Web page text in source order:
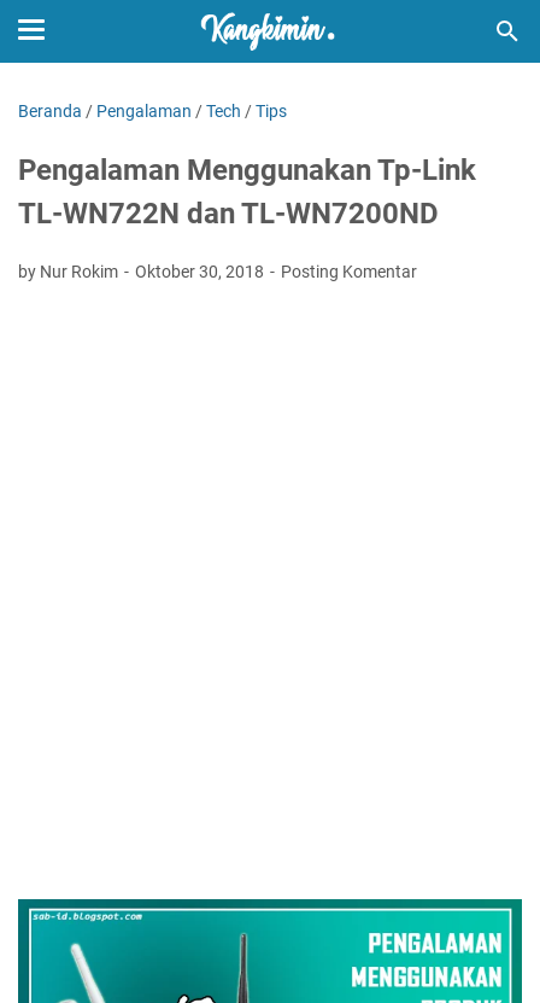
Beranda / Pengalaman /Tech /Tips
Pengalaman Menggunakan Tp-Link
TL-WN722N dan TL-WN7200ND
by Nur Rokim Oktober 30, 2018 Posting Komentar